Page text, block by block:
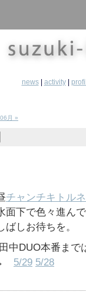
news| activity|
月 »
チャンチキトル
面下で色々進ん
ばしお待ちを。
中DUO本番まで
→ 5/29 5/28